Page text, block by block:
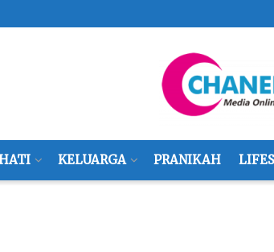
KELUARGA PRANIKAH